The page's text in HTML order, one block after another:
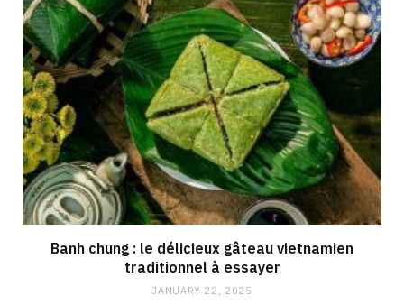
Banh chung : le délicieux gâteau vietnamien
traditionnel à essayer
JANUARY 22, 2025